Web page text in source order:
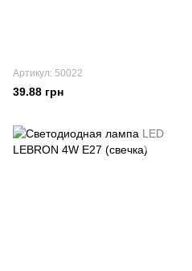
Артикул: 50022
39.88 грн